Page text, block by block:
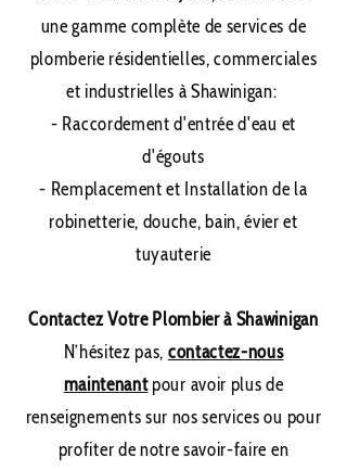
une gamme complète de services de
plomberie résidentielles, commerciales
et industrielles à Shawinigan​:
- Raccordement d'entrée d'eau et
d'égouts
- Remplacement et Installation de la
robinetterie, douche, bain, évier et
tuyauterie
Contactez Votre Plombier à Shawinigan
N’hésitez pas, contactez-nous
maintenantpour avoir plus de
renseignements sur nos services ou pour
profiter de notre savoir-faire en